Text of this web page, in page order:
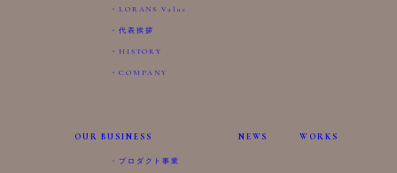
LORANS Value
代表挨拶
HISTORY
COMPANY
OUR BUSINESS
プロダクト事業
NEWS WORKS